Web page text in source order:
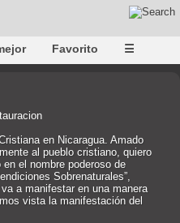
Favorito ☰
en Nicaragua. Amado
al pueblo cristiano, quiero
el nombre poderoso de
Sobrenaturales”,
a manifestar en una manera
vista la manifestación del